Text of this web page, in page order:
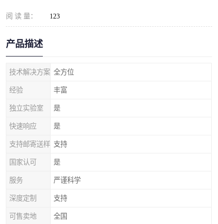
阅 读 量： 123
产品描述
技术解决方案 全方位
经验 丰富
独立实验室 是
快速响应 是
支持邮寄送样 支持
国家认可 是
服务 严谨科学
深度定制 支持
可售卖地 全国